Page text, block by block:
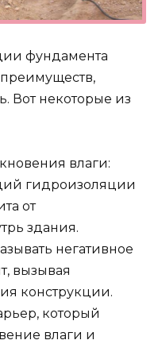
фундамента
Вот некоторые из
влаги:
гидроизоляции
от
здания.
негативное
вызывая
конструкции.
который
влаги и